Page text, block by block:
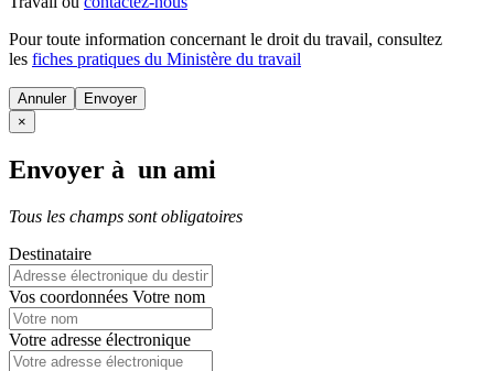
Pour toute information concernant le droit du travail, consultez
les fiches pratiques du Ministère du travail
Annuler
×
Envoyer à un ami
Tous les champs sont obligatoires
Destinataire
Vos coordonnées Votre nom
Votre adresse électronique